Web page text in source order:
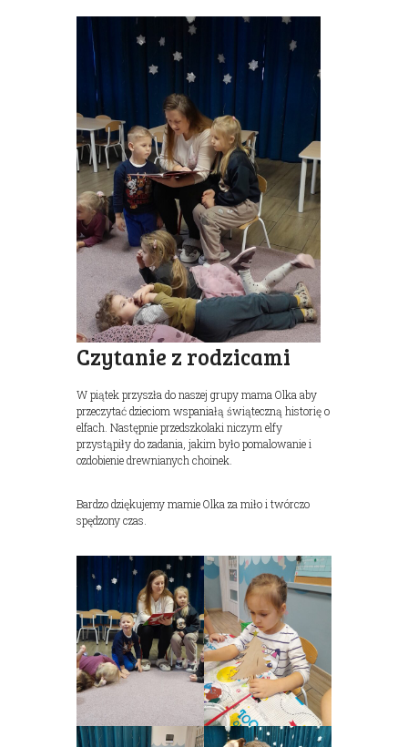
Czytanie z rodzicami
W piątek przyszła do naszej grupy mama Olka aby
przeczytać dzieciom wspaniałą świąteczną historię o
elfach. Następnie przedszkolaki niczym elfy
przystąpiły do zadania, jakim było pomalowanie i
ozdobienie drewnianych choinek.
Bardzo dziękujemy mamie Olka za miło i twórczo
spędzony czas.